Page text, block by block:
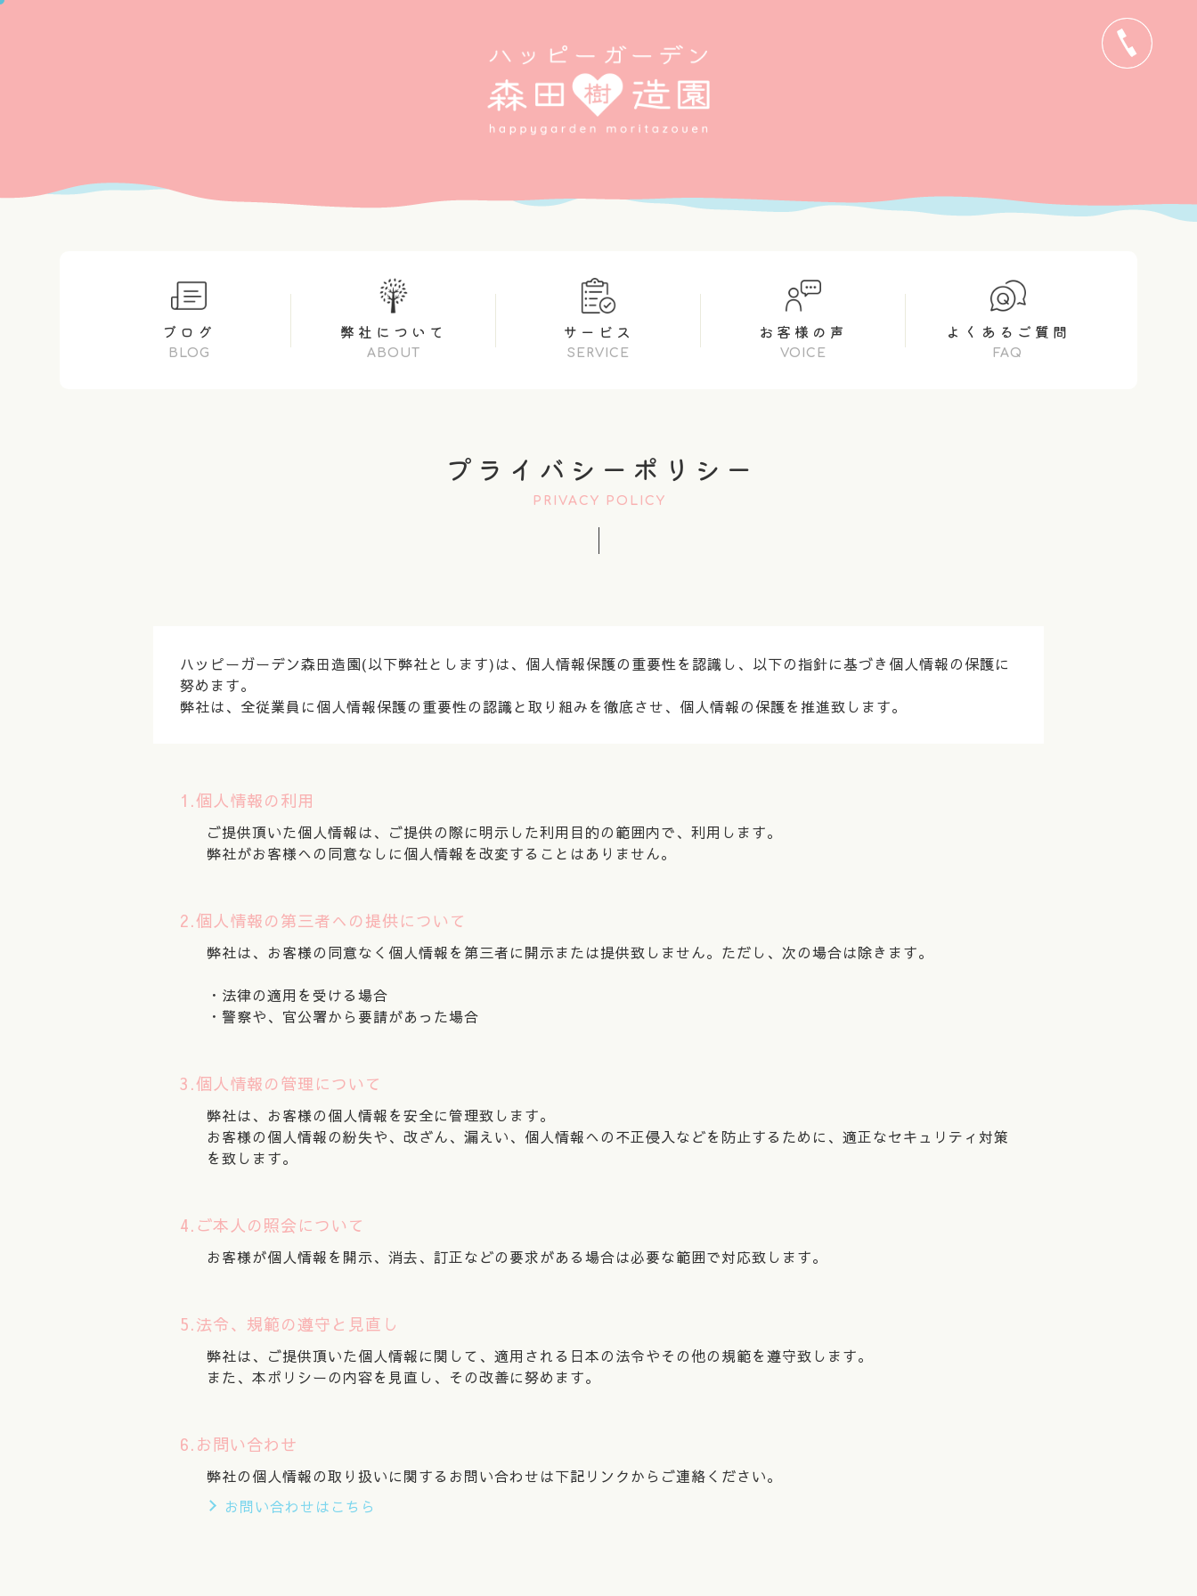
0495-72-6227
ブログ
BLOG
弊社について
ABOUT
サービス
SERVICE
お客様の声
VOICE
よくあるご質問
FAQ
プライバシーポリシー
PRIVACY POLICY
ハッピーガーデン森田造園(以下弊社とします)は、個人情報保護の重要性を認識し、以下の指針に基づき個人情報の保護に
努めます。
弊社は、全従業員に個人情報保護の重要性の認識と取り組みを徹底させ、個人情報の保護を推進致します。
1.個人情報の利用
ご提供頂いた個人情報は、ご提供の際に明示した利用目的の範囲内で、利用します。
弊社がお客様への同意なしに個人情報を改変することはありません。
2.個人情報の第三者への提供について
弊社は、お客様の同意なく個人情報を第三者に開示または提供致しません。ただし、次の場合は除きます。
・法律の適用を受ける場合
・警察や、官公署から要請があった場合
3.個人情報の管理について
弊社は、お客様の個人情報を安全に管理致します。
お客様の個人情報の紛失や、改ざん、漏えい、個人情報への不正侵入などを防止するために、適正なセキュリティ対策
を致します。
4.ご本人の照会について
お客様が個人情報を開示、消去、訂正などの要求がある場合は必要な範囲で対応致します。
5.法令、規範の遵守と見直し
弊社は、ご提供頂いた個人情報に関して、適用される日本の法令やその他の規範を遵守致します。
また、本ポリシーの内容を見直し、その改善に努めます。
6.お問い合わせ
弊社の個人情報の取り扱いに関するお問い合わせは下記リンクからご連絡ください。
お問い合わせはこちら